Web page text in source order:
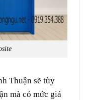
Thuận sẽ tùy
mà có mức giá